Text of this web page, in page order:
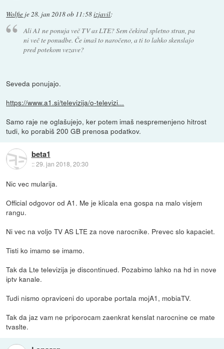
Wolfie je28. jan 2018 ob 11:58izjavil:
Ali A1 ne ponuja več TV as LTE? Sem čekiral spletno stran, pa
ni več te ponudbe. Če imaš to naročeno, a ti to lahko skenslajo
pred potekom vezave?
Seveda ponujajo.
https://www.a1.si/televizija/o-televizi...
Samo raje ne oglašujejo, ker potem imaš nespremenjeno hitrost
tudi, ko porabiš 200 GB prenosa podatkov.
beta1
::29. jan 2018, 20:30
Nic vec mularija.
Official odgovor od A1. Me je klicala ena gospa na malo visjem
rangu.
Ni vec na voljo TV AS LTE za nove narocnike. Prevec slo kapaciet.
Tisti ko imamo se imamo.
Tak da Lte televizija je discontinued. Pozabimo lahko na hd in nove
iptv kanale.
Tudi nismo opraviceni do uporabe portala mojA1, mobiaTV.
Tak da jaz vam ne priporocam zaenkrat kenslat narocnine ce mate
tvaslte.